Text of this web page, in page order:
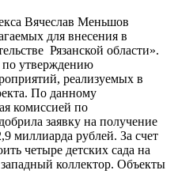
Вячеслав Меньшов
для внесения в
Рязанской области».
по утверждению
реализуемых в
По данному
комиссией по
заявку на получение
миллиарда рублей. За счет
четыре детских сада на
коллектор. Объекты